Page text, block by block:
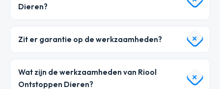
Dieren?
Zit er garantie op de werkzaamheden?
Wat zijn de werkzaamheden van Riool
Ontstoppen Dieren?